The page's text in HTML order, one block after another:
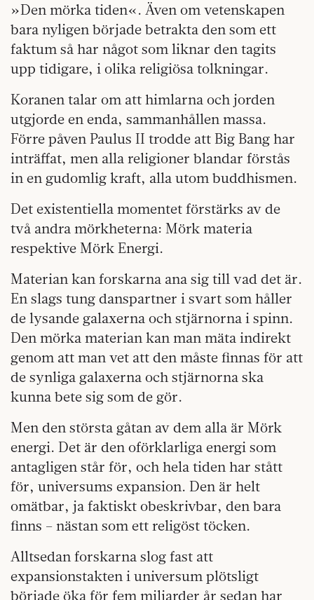
»Den mörka tiden«. Även om vetenskapen
bara nyligen började betrakta den som ett
faktum så har något som liknar den tagits
upp tidigare, i olika religiösa tolkningar.
Koranen talar om att himlarna och jorden
utgjorde en enda, sammanhållen massa.
Förre påven Paulus II trodde att Big Bang har
inträffat, men alla religioner blandar förstås
in en gudomlig kraft, alla utom buddhismen.
Det existentiella momentet förstärks av de
två andra mörkheterna: Mörk materia
respektive Mörk Energi.
Materian kan forskarna ana sig till vad det är.
En slags tung danspartner i svart som håller
de lysande galaxerna och stjärnorna i spinn.
Den mörka materian kan man mäta indirekt
genom att man vet att den måste finnas för att
de synliga galaxerna och stjärnorna ska
kunna bete sig som de gör.
Men den största gåtan av dem alla är Mörk
energi. Det är den oförklarliga energi som
antagligen står för, och hela tiden har stått
för, universums expansion. Den är helt
omätbar, ja faktiskt obeskrivbar, den bara
finns – nästan som ett religöst töcken.
Alltsedan forskarna slog fast att
expansionstakten i universum plötsligt
började öka för fem miljarder år sedan har